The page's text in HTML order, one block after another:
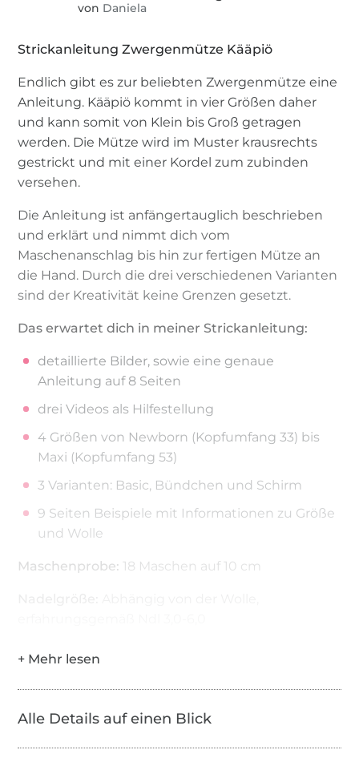
von Daniela
Strickanleitung Zwergenmütze Kääpiö
Endlich gibt es zur beliebten Zwergenmütze eine
Anleitung. Kääpiö kommt in vier Größen daher
und kann somit von Klein bis Groß getragen
werden. Die Mütze wird im Muster krausrechts
gestrickt und mit einer Kordel zum zubinden
versehen.
Die Anleitung ist anfängertauglich beschrieben
und erklärt und nimmt dich vom
Maschenanschlag bis hin zur fertigen Mütze an
die Hand. Durch die drei verschiedenen Varianten
sind der Kreativität keine Grenzen gesetzt.
Das erwartet dich in meiner Strickanleitung:
detaillierte Bilder, sowie eine genaue
Anleitung auf 8 Seiten
drei Videos als Hilfestellung
4 Größen von Newborn (Kopfumfang 33) bis
Maxi (Kopfumfang 53)
3 Varianten: Basic, Bündchen und Schirm
9 Seiten Beispiele mit Informationen zu Größe
und Wolle
Maschenprobe: 18 Maschen auf 10 cm
Die Anleitung und das fertige Produkt sind nur für
nur privat genutzt werden. Eine Weitergabe, der
Rausch und Wiederverkauf des Ebooks, oder
fertigen Mützen ist somit ebenso verboten. Das
Alle Details auf einen Blick